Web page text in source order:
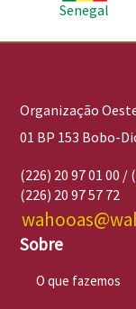
Senegal
Organização
01 BP 153 Bobo-
(226) 20 97 01 00 /
(226) 20 97 57 72
Sobre
O que fazemos